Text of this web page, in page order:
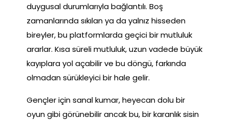
duygusal durumlarıyla bağlantılı. Boş
zamanlarında sıkılan ya da yalnız hisseden
bireyler, bu platformlarda geçici bir mutluluk
ararlar. Kısa süreli mutluluk, uzun vadede büyük
kayıplara yol açabilir ve bu döngü, farkında
olmadan sürükleyici bir hale gelir.
Gençler için sanal kumar, heyecan dolu bir
oyun gibi görünebilir ancak bu, bir karanlık sisin